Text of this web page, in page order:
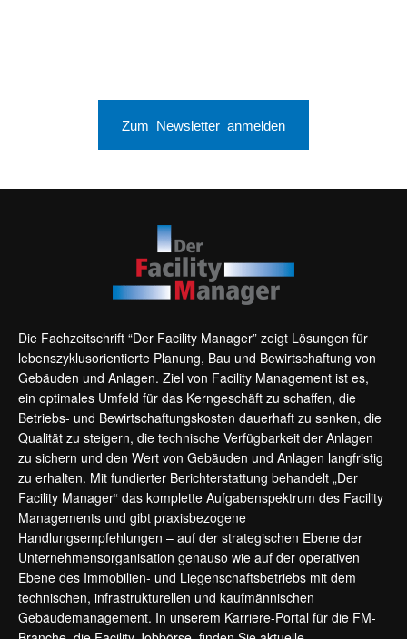
Zum Newsletter anmelden
Die Fachzeitschrift “Der Facility Manager” zeigt Lösungen für
lebenszyklusorientierte Planung, Bau und Bewirtschaftung von
Gebäuden und Anlagen. Ziel von Facility Management ist es,
ein optimales Umfeld für das Kerngeschäft zu schaffen, die
Betriebs- und Bewirtschaftungskosten dauerhaft zu senken, die
Qualität zu steigern, die technische Verfügbarkeit der Anlagen
zu sichern und den Wert von Gebäuden und Anlagen langfristig
zu erhalten. Mit fundierter Berichterstattung behandelt „Der
Facility Manager“ das komplette Aufgabenspektrum des Facility
Managements und gibt praxisbezogene
Handlungsempfehlungen – auf der strategischen Ebene der
Unternehmensorganisation genauso wie auf der operativen
Ebene des Immobilien- und Liegenschaftsbetriebs mit dem
technischen, infrastrukturellen und kaufmännischen
Gebäudemanagement. In unserem Karriere-Portal für die FM-